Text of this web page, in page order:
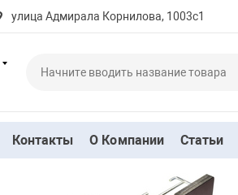
улица Адмирала Корнилова, 1003с1
Контакты О Компании Статьи